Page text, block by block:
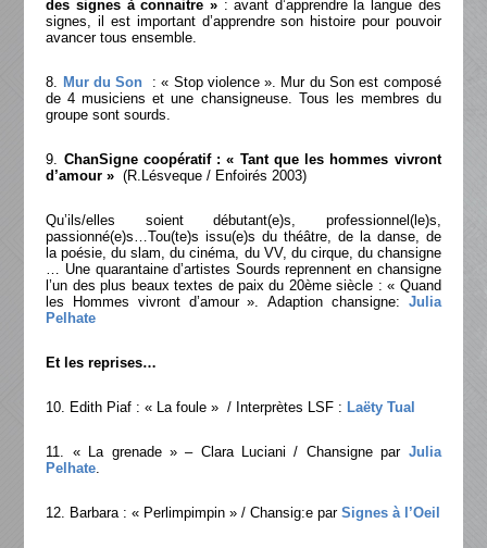
des signes à connaitre »: avant d’apprendre la langue des
signes, il est important d’apprendre son histoire pour pouvoir
avancer tous ensemble.
8. Mur du Son
: « Stop violence ». Mur du Son est composé
de 4 musiciens et une chansigneuse. Tous les membres du
groupe sont sourds.
9. ChanSigne coopératif : « Tant que les hommes vivront
d’amour » (R.Lésveque / Enfoirés 2003)
Qu’ils/elles soient débutant(e)s, professionnel(le)s,
passionné(e)s…Tou(te)s issu(e)s du théâtre, de la danse, de
la poésie, du slam, du cinéma, du VV, du cirque, du chansigne
… Une quarantaine d’artistes Sourds reprennent en chansigne
l’un des plus beaux textes de paix du 20ème siècle : « Quand
les Hommes vivront d’amour ». Adaption chansigne: Julia
Pelhate
Et les reprises…
10. Edith Piaf : « La foule » / Interprètes LSF : Laëty Tual
11. « La grenade » – Clara Luciani / Chansigne par Julia
Pelhate.
12. Barbara : « Perlimpimpin » / Chansig:e parSignes à l’Oeil